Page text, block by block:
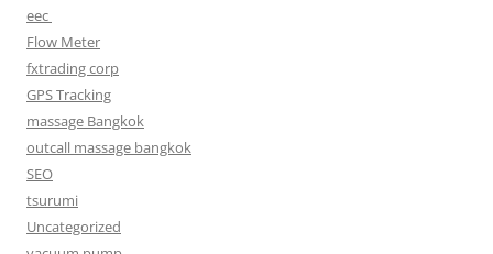
eec
Flow Meter
fxtrading corp
GPS Tracking
massage Bangkok
outcall massage bangkok
SEO
tsurumi
Uncategorized